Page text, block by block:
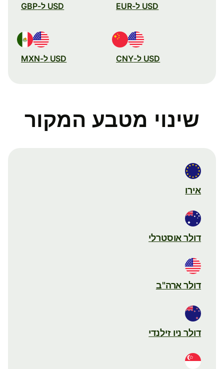
USD ל-EUR USD ל-GBP
USD ל-CNY USD ל-MXN
שינוי מטבע המקור
אירו
דולר אוסטרלי
דולר ארה"ב
דולר ניו זילנדי